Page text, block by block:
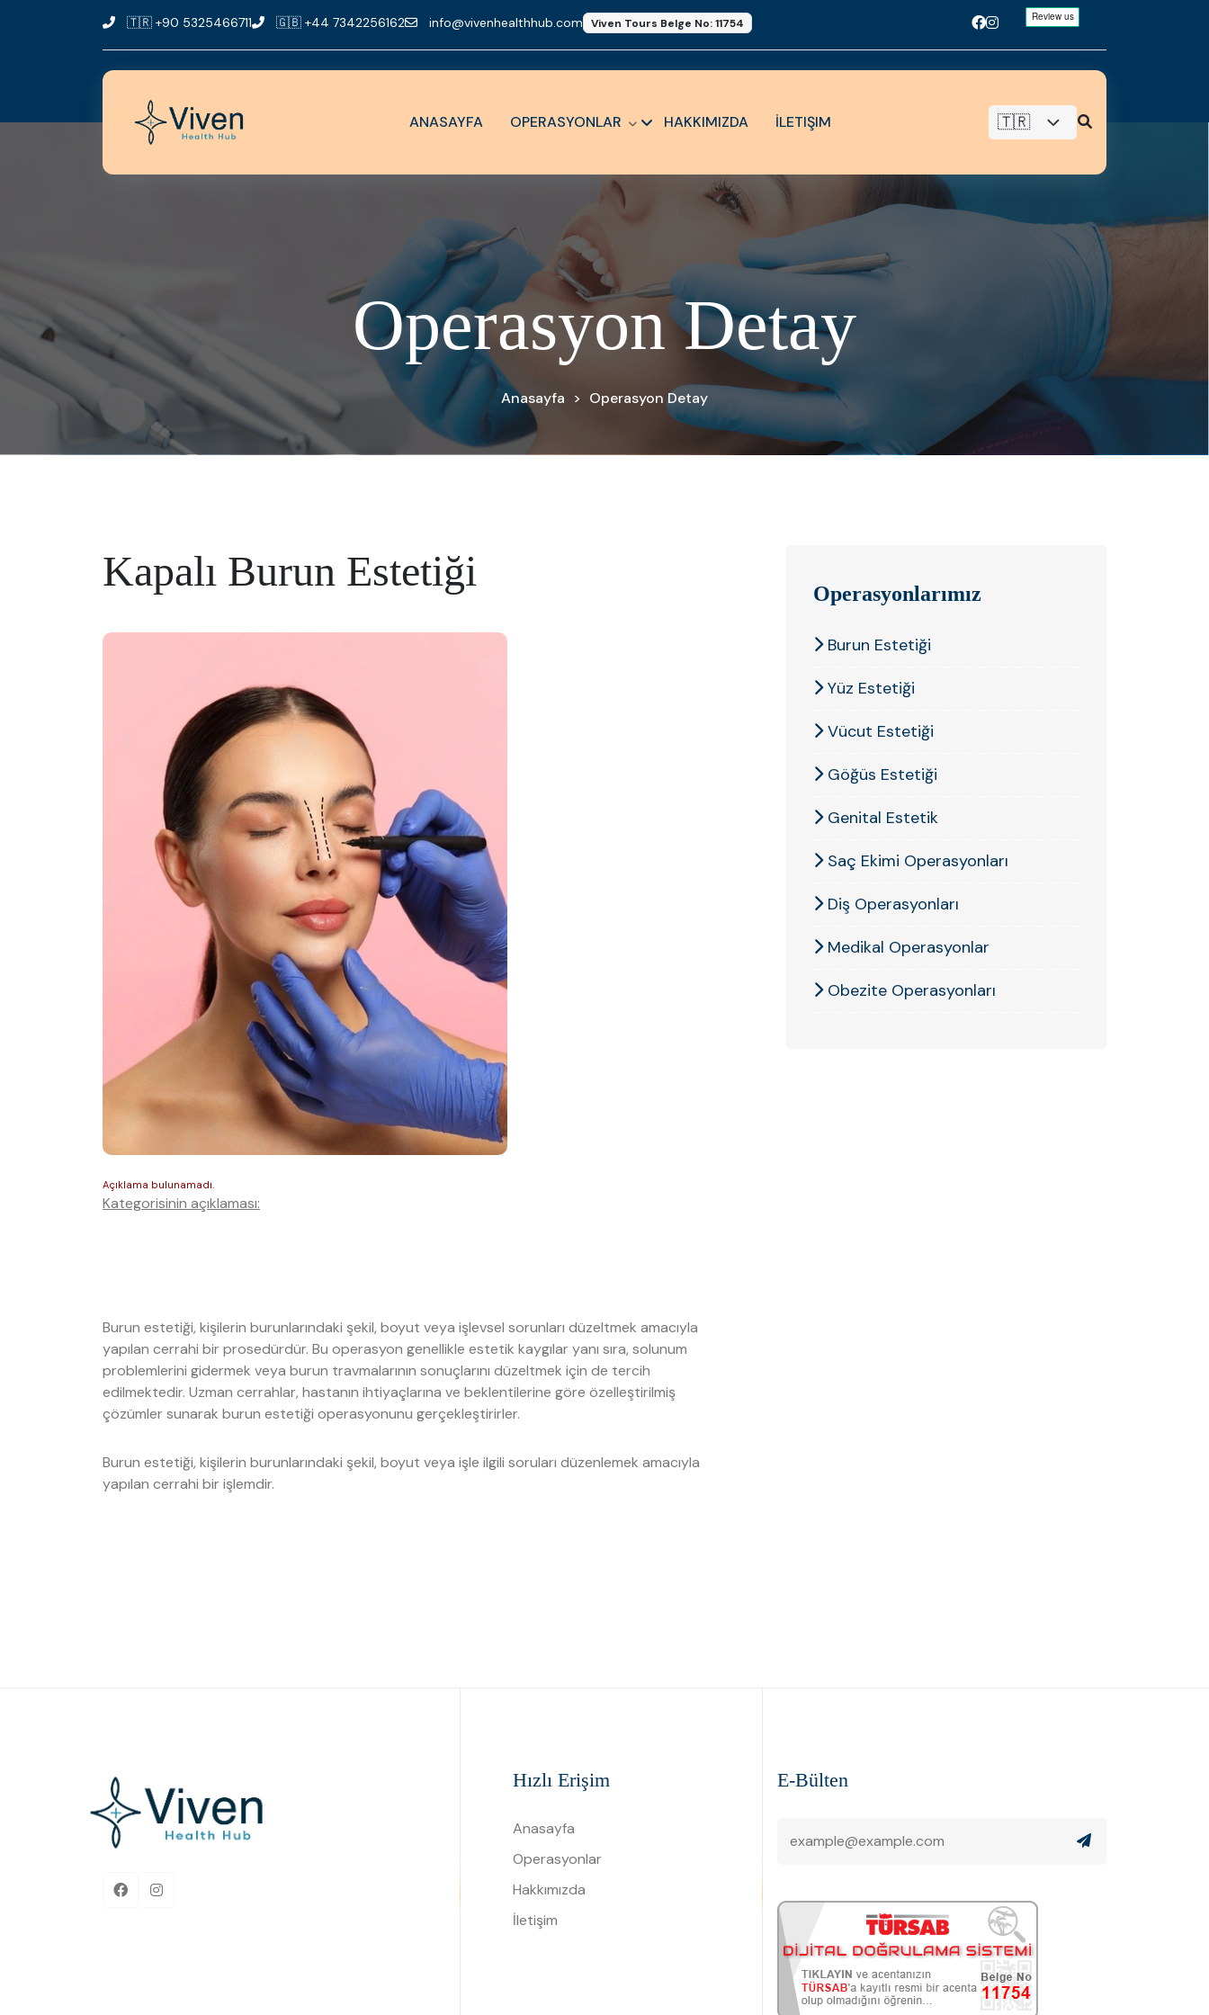
🇹🇷 +90 5325466711 🇬🇧 +44 7342256162 info@vivenhealthhub.com Viven Tours Belge No: 11754
ANASAYFA OPERASYONLAR HAKKIMIZDA İLETIŞIM
Operasyon Detay
Anasayfa > Operasyon Detay
Kapalı Burun Estetiği
Kategorisinin açıklaması:
Burun estetiği, kişilerin burunlarındaki şekil, boyut veya işlevsel sorunları düzeltmek amacıyla
yapılan cerrahi bir prosedürdür. Bu operasyon genellikle estetik kaygılar yanı sıra, solunum
problemlerini gidermek veya burun travmalarının sonuçlarını düzeltmek için de tercih
edilmektedir. Uzman cerrahlar, hastanın ihtiyaçlarına ve beklentilerine göre özelleştirilmiş
çözümler sunarak burun estetiği operasyonunu gerçekleştirirler.
Burun estetiği, kişilerin burunlarındaki şekil, boyut veya işle ilgili soruları düzenlemek amacıyla
yapılan cerrahi bir işlemdir.
Operasyonlarımız
Burun Estetiği
Yüz Estetiği
Vücut Estetiği
Göğüs Estetiği
Genital Estetik
Saç Ekimi Operasyonları
Diş Operasyonları
Medikal Operasyonlar
Obezite Operasyonları
Hızlı Erişim
Anasayfa
Operasyonlar
Hakkımızda
İletişim
E-Bülten